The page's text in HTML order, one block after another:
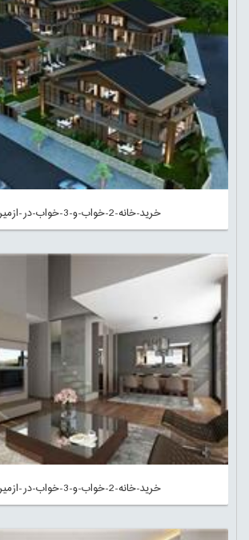
خرید-خانه-2-خواب-و-3-خواب-در-ازمیر-1-2
خرید-خانه-2-خواب-و-3-خواب-در-ازمیر-1-3